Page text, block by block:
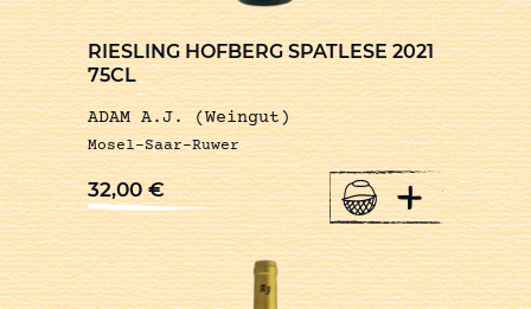
RIESLING HOFBERG SPATLESE 2021
75CL
ADAM A.J. (Weingut)
Mosel-Saar-Ruwer
32,00€ +